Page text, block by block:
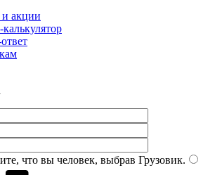
акции
что вы человек, выбрав Грузовик.